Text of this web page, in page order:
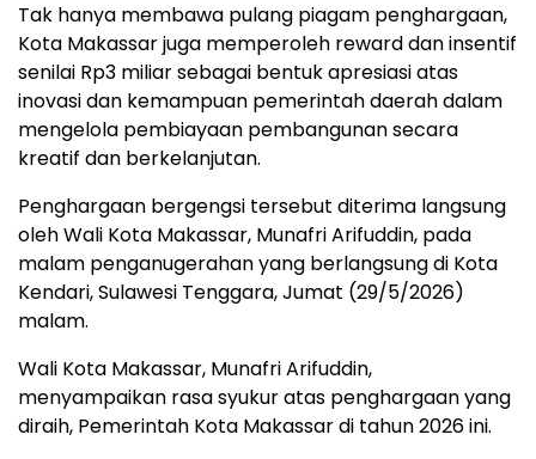
Tak hanya membawa pulang piagam penghargaan,
Kota Makassar juga memperoleh reward dan insentif
senilai Rp3 miliar sebagai bentuk apresiasi atas
inovasi dan kemampuan pemerintah daerah dalam
mengelola pembiayaan pembangunan secara
kreatif dan berkelanjutan.
Penghargaan bergengsi tersebut diterima langsung
oleh Wali Kota Makassar, Munafri Arifuddin, pada
malam penganugerahan yang berlangsung di Kota
Kendari, Sulawesi Tenggara, Jumat (29/5/2026)
malam.
Wali Kota Makassar, Munafri Arifuddin,
menyampaikan rasa syukur atas penghargaan yang
diraih, Pemerintah Kota Makassar di tahun 2026 ini.